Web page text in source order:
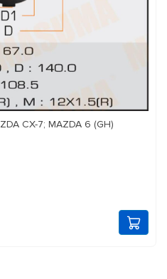
CX-7; MAZDA 6 (GH)